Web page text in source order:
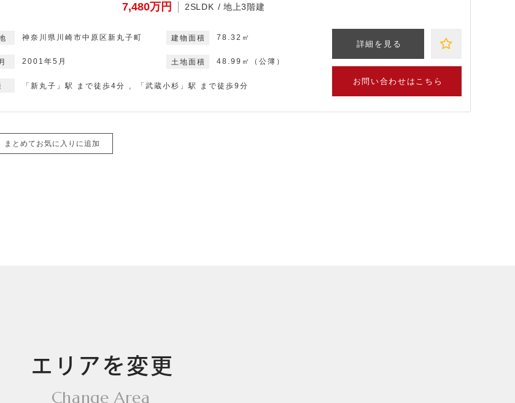
7,480万円 2SLDK 地上3階建
神奈川県川崎市中原区新丸子町
2001年5月
78.32㎡
48.99㎡（公簿）
「新丸子」駅 まで徒歩4分 「武蔵小杉」駅 まで徒歩9分
詳細を見る
お問い合わせはこちら
まとめてお気に入りに追加
エリアを変更
Change Area